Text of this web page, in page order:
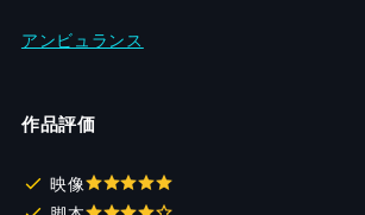
アンビュランス
作品評価
映像